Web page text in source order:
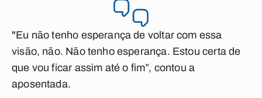
"Eu não tenho esperança de voltar com essa
visão, não. Não tenho esperança. Estou certa de
que vou ficar assim até o fim”, contou a
aposentada.